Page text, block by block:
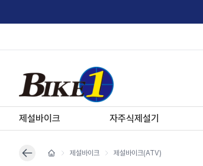
제설바이크 자주식제설기
제설바이크 제설바이크(ATV)